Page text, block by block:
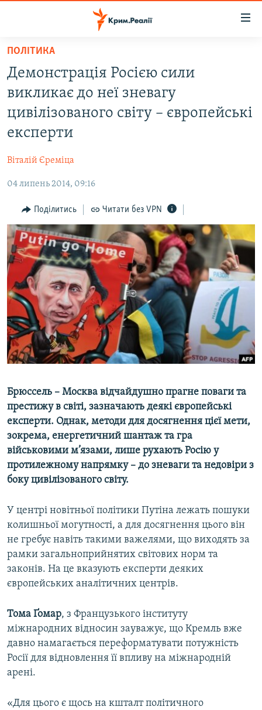
Перейти
основного
матеріалу
Перейти
до
основної
Перейти
до
ВОДА.КРИМ
ВІДЕО ТА ФОТО
ПОГЛЯД
ІНТЕРВ'Ю
ВСЕ ЗА ДЕНЬ
СПЕЦПРОЕКТИ
ДЕПОРТАЦІЯ
ВІДЕОУРОКИ «ELIFBE»
СВІДЧЕННЯ ОКУПАЦІЇ
УКРАЇНСЬКА ПРОБЛЕМА КРИМУ
ІНФОГРАФІКА
ЯК ОБІЙТИ БЛОКУВАННЯ
Русский
Qırımtatar
ДОЛУЧАЙСЯ!
Усі сайти RFE/RL
ПОЛІТИКА
Демонстрація Росією сили
викликає до неї зневагу
цивілізованого світу – європейські
експерти
Віталій Єреміца
04 липень 2014, 09:16
Поділитись Читати без VPN
Брюссель – Москва відчайдушно прагне поваги та
престижу в світі, зазначають деякі європейські
експерти. Однак, методи для досягнення цієї мети,
зокрема, енергетичний шантаж та гра
військовими м’язами, лише рухають Росію у
протилежному напрямку – до зневаги та недовіри з
боку цивілізованого світу.
У центрі новітньої політики Путіна лежать пошуки
колишньої могутності, а для досягнення цього він
не гребує навіть такими важелями, що виходять за
рамки загальноприйнятих світових норм та
законів. На це вказують експерти деяких
європейських аналітичних центрів.
Тома Ґомар, з Французького інституту
міжнародних відносин зауважує, що Кремль вже
давно намагається переформатувати потужність
Росії для відновлення її впливу на міжнародній
арені.
«Для цього є щось на кшталт політичного